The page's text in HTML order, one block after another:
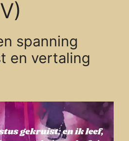
spanning
en vertaling